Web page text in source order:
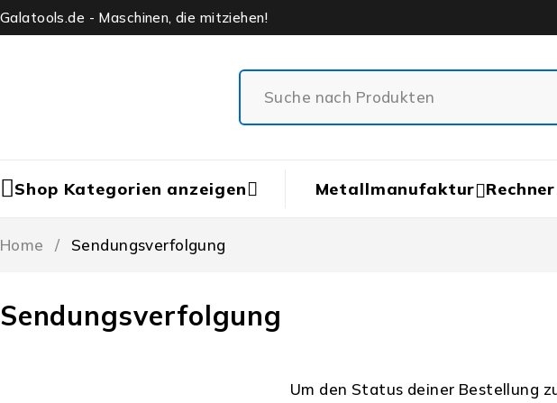
Galatools.de - Maschinen, die mitziehen!
Shop Kategorien anzeigen Metallmanufaktur
Sendungsverfolgung
Home / Sendungsverfolgung
Um den Status deiner Bestellung